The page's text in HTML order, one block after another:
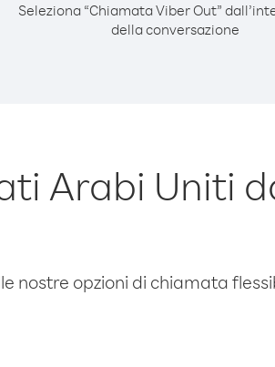
Seleziona “Chiamata Viber Out”
della conversazione
Arabi Uniti
nostre opzioni di chiamata